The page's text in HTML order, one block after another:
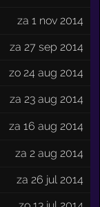
za 1 nov 2014
za 27 sep 2014
zo 24 aug 2014
za 23 aug 2014
za 16 aug 2014
za 2 aug 2014
za 26 jul 2014